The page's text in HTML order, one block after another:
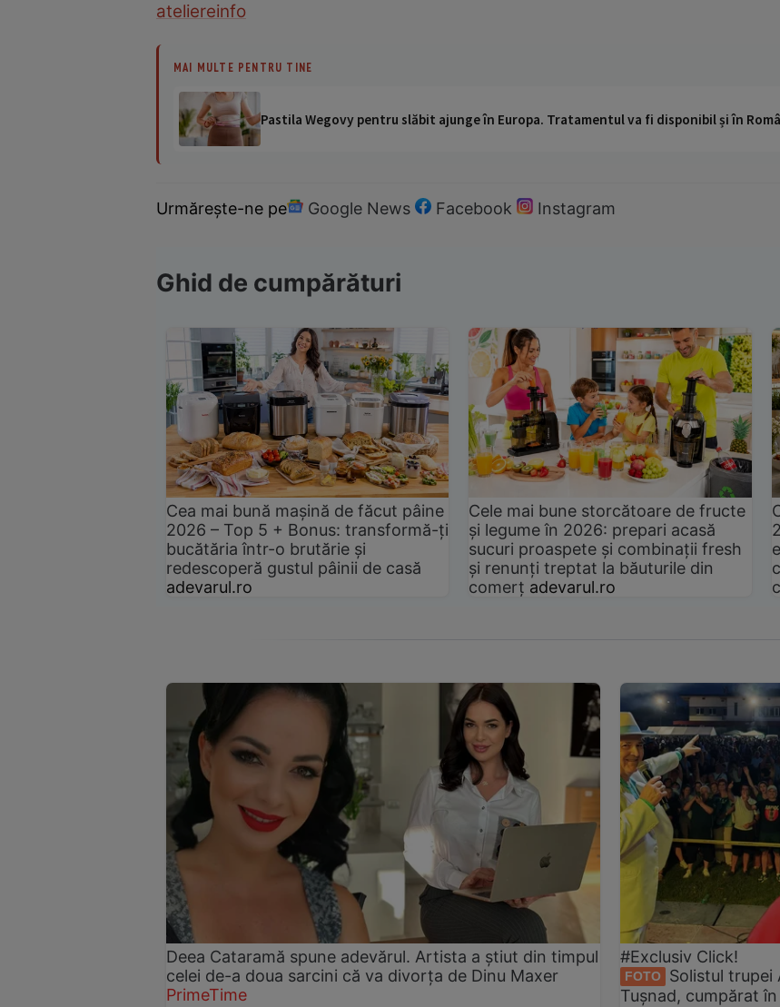
ateliereinfo
MAI MULTE PENTRU TINE
Pastila Wegovy pentru slăbit ajunge în Europa. Tratamentul va fi disponibil și în
Urmărește-ne pe Google News Facebook Instagram
Ghid de cumpărături
Cea mai bună mașină de făcut pâine
2026 – Top 5 + Bonus: transformă-ți
bucătăria într-o brutărie și
redescoperă gustul pâinii de casă
adevarul.ro
Cele mai bune storcătoare de fructe
și legume în 2026: prepari acasă
sucuri proaspete și combinații fresh
și renunți treptat la băuturile din
comerț adevarul.ro
Deea Cataramă spune adevărul. Artista a știut din timpul
celei de-a doua sarcini că va divorța de Dinu Maxer
PrimeTime
#Exclusiv Click!
FOTO
Solistul trupei
Tușnad, cumpărat